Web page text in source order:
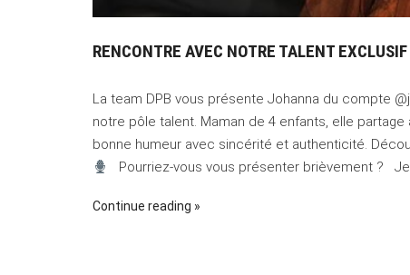
RENCONTRE AVEC NOTRE TALENT
La team DPB vous présente Johanna du compte
notre pôle talent. Maman de 4 enfants, elle
bonne humeur avec sincérité et authenticité.
Pourriez-vous vous présenter brièvement ?
Continue reading